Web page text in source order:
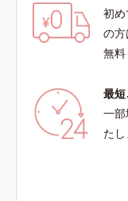
初
の
無料
最
一
た